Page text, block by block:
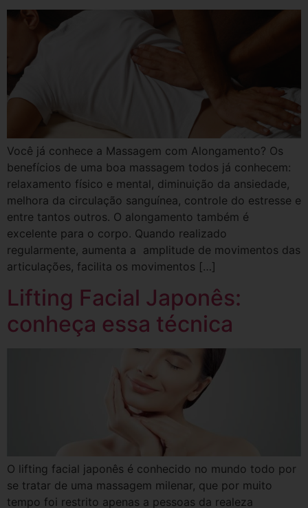
Você já conhece a Massagem com Alongamento? Os
benefícios de uma boa massagem todos já conhecem:
relaxamento físico e mental, diminuição da ansiedade,
melhora da circulação sanguínea, controle do estresse e
entre tantos outros. O alongamento também é
excelente para o corpo. Quando realizado
regularmente, aumenta a amplitude de movimentos das
articulações, facilita os movimentos […]
Lifting Facial Japonês:
conheça essa técnica
O lifting facial japonês é conhecido no mundo todo por
se tratar de uma massagem milenar, que por muito
tempo foi restrito apenas a pessoas da realeza